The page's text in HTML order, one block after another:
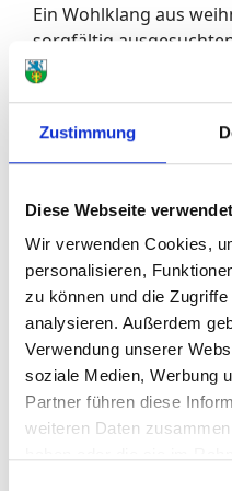
Zustimmung
Diese Webseite
Wir verwenden Cookies,
personalisieren,
zu können und die
analysieren. Außerdem
Verwendung unserer
soziale Medien, Werbung
Partner führen diese
weiteren Daten
Ein Wohlklang aus
sorgfältig
Tag vor Heilig Abend
Kirche in Rückweiler.
der Kirchenchor
eingeladen. Rund 100
besinnlichen und
fantastisch
Zurücklehnen,
der Appell vom MV-
Publikum im
Orchester und die
gelungene Auszeit
Heidemusikanten
„Leuchtfeuer“ von Kurt